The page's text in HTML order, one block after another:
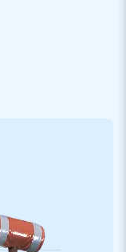
E ti
‘creatori di